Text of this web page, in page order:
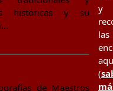
históricas y su
de Maestros
y
las
(